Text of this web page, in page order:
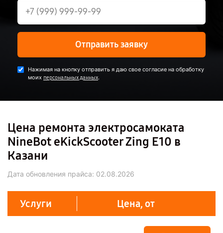
Отправить заявку
Нажимая на кнопку отправить я даю свое согласие на обработку
моих персональных данных.
Цена ремонта электросамоката
NineBot eKickScooter Zing E10 в
Казани
Дата обновления прайса: 02.08.2026
Услуги Цена, от